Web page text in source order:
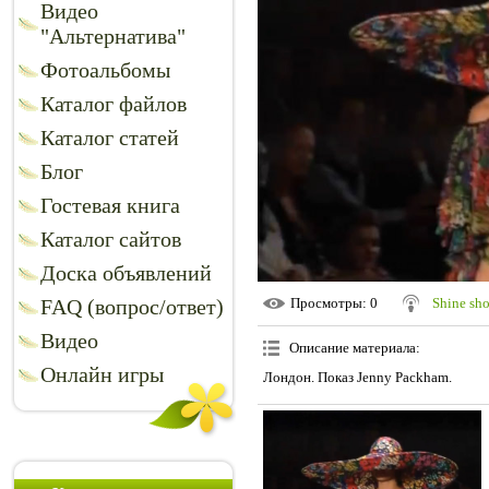
Видео
"Альтернатива"
Фотоальбомы
Каталог файлов
Каталог статей
Блог
Гостевая книга
Каталог сайтов
Доска объявлений
FAQ (вопрос/ответ)
Видео
Онлайн игры
Просмотры: 0 Shine
Описание материала:
Лондон. Показ Jenny Packham.